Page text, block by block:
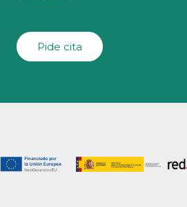
Pide cita